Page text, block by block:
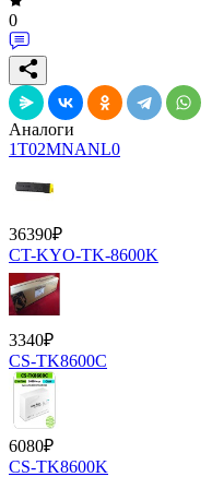
0
Аналоги
1T02MNANL0
36390₽
CT-KYO-TK-8600K
3340₽
CS-TK8600C
6080₽
CS-TK8600K